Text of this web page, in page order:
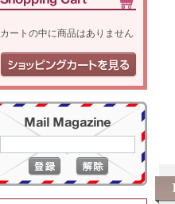
カートの中に商品はありません